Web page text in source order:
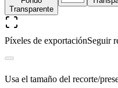
Transparente
Píxeles de exportaciónSeguir
Usa el tamaño del recorte/